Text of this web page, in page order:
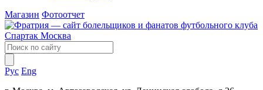
Магазин Фотоотчет
Рус Eng